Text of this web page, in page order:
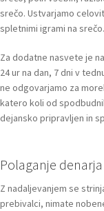
srečo. Ustvarjamo
spletnimi igrami na srečo.
Za dodatne nasvete je
24 ur na dan, 7 dni v
ne odgovarjamo za
katero koli od
dejansko pripravljen in
Polaganje denarja
Z nadaljevanjem se
prebivalci, nimate